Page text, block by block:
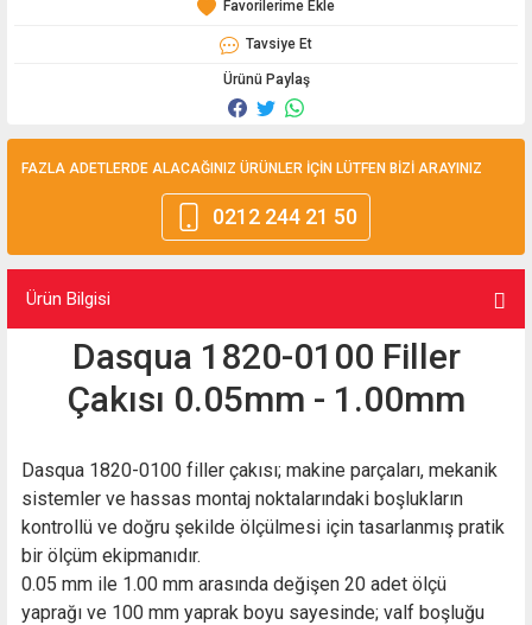
Tavsiye Et
Ürünü Paylaş
FAZLA ADETLERDE ALACAĞINIZ ÜRÜNLER İÇİN LÜTFEN BİZİ ARAYINIZ
0212 244 21 50
Ürün Bilgisi
Dasqua 1820-0100 Filler
Çakısı 0.05mm - 1.00mm
Dasqua 1820-0100 filler çakısı; makine parçaları, mekanik
sistemler ve hassas montaj noktalarındaki boşlukların
kontrollü ve doğru şekilde ölçülmesi için tasarlanmış pratik
bir ölçüm ekipmanıdır.
0.05 mm ile 1.00 mm arasında değişen 20 adet ölçü
yaprağı ve 100 mm yaprak boyu sayesinde; valf boşluğu